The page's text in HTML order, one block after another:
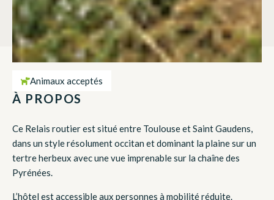
Animaux acceptés
À PROPOS
Ce Relais routier est situé entre Toulouse et Saint Gaudens,
dans un style résolument occitan et dominant la plaine sur un
tertre herbeux avec une vue imprenable sur la chaîne des
Pyrénées.
L’hôtel est accessible aux personnes à mobilité réduite.